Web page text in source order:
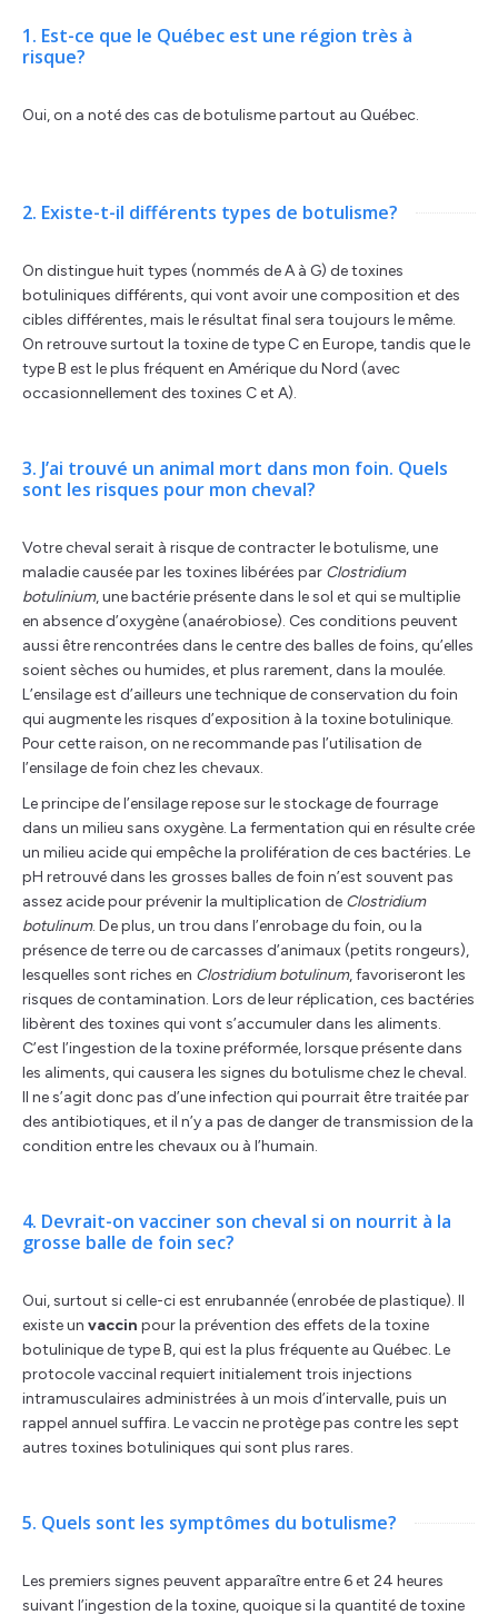
1. Est-ce que le Québec est une région très à
risque?
Oui, on a noté des cas de botulisme partout au Québec.
2. Existe-t-il différents types de botulisme?
On distingue huit types (nommés de A à G) de toxines
botuliniques différents, qui vont avoir une composition et des
cibles différentes, mais le résultat final sera toujours le même.
On retrouve surtout la toxine de type C en Europe, tandis que le
type B est le plus fréquent en Amérique du Nord (avec
occasionnellement des toxines C et A).
3. J’ai trouvé un animal mort dans mon foin. Quels
sont les risques pour mon cheval?
Votre cheval serait à risque de contracter le botulisme, une
maladie causée par les toxines libérées par Clostridium
botulinium, une bactérie présente dans le sol et qui se multiplie
en absence d’oxygène (anaérobiose). Ces conditions peuvent
aussi être rencontrées dans le centre des balles de foins, qu’elles
soient sèches ou humides, et plus rarement, dans la moulée.
L’ensilage est d’ailleurs une technique de conservation du foin
qui augmente les risques d’exposition à la toxine botulinique.
Pour cette raison, on ne recommande pas l’utilisation de
l’ensilage de foin chez les chevaux.
Le principe de l’ensilage repose sur le stockage de fourrage
dans un milieu sans oxygène. La fermentation qui en résulte crée
un milieu acide qui empêche la prolifération de ces bactéries. Le
pH retrouvé dans les grosses balles de foin n’est souvent pas
assez acide pour prévenir la multiplication de Clostridium
botulinum. De plus, un trou dans l’enrobage du foin, ou la
présence de terre ou de carcasses d’animaux (petits rongeurs),
lesquelles sont riches en Clostridium botulinum, favoriseront les
risques de contamination. Lors de leur réplication, ces bactéries
libèrent des toxines qui vont s’accumuler dans les aliments.
C’est l’ingestion de la toxine préformée, lorsque présente dans
les aliments, qui causera les signes du botulisme chez le cheval.
Il ne s’agit donc pas d’une infection qui pourrait être traitée par
des antibiotiques, et il n’y a pas de danger de transmission de la
condition entre les chevaux ou à l’humain.
4. Devrait-on vacciner son cheval si on nourrit à la
grosse balle de foin sec?
Oui, surtout si celle-ci est enrubannée (enrobée de plastique). Il
existe un vaccin pour la prévention des effets de la toxine
botulinique de type B, qui est la plus fréquente au Québec. Le
protocole vaccinal requiert initialement trois injections
intramusculaires administrées à un mois d’intervalle, puis un
rappel annuel suffira. Le vaccin ne protège pas contre les sept
autres toxines botuliniques qui sont plus rares.
5. Quels sont les symptômes du botulisme?
Les premiers signes peuvent apparaître entre 6 et 24 heures
suivant l’ingestion de la toxine, quoique si la quantité de toxine